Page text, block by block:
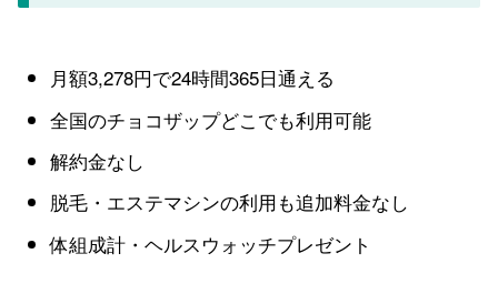
月額3,278円で24時間365日通える
全国のチョコザップどこでも利用可能
解約金なし
脱毛・エステマシンの利用も追加料金なし
体組成計・ヘルスウォッチプレゼント